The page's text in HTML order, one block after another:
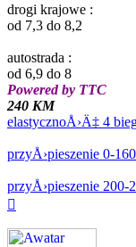
drogi krajowe :
od 7,3 do 8,2
autostrada :
od 6,9 do 8
Powered by TTC
240 KM
elastycznoÅ›Ä‡ 4
przyÅ›pieszenie 0-
przyÅ›pieszenie 200-